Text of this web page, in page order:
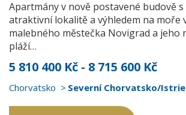
Apartmány v nově postavené budově
atraktivní lokalitě a výhledem na moře
malebného městečka Novigrad a jeho
pláží…
5 810 400 Kč - 8 715 600 Kč
Chorvatsko Severní Chorvatsko/Istrie